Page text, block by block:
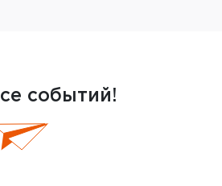
событий!